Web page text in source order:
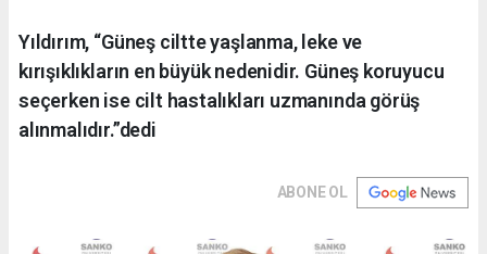
Yıldırım, “Güneş ciltte yaşlanma, leke ve
kırışıklıkların en büyük nedenidir. Güneş koruyucu
seçerken ise cilt hastalıkları uzmanında görüş
alınmalıdır.”dedi
ABONE OL